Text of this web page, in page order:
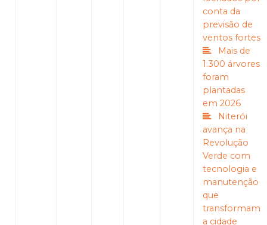
conta da
previsão de
ventos fortes
Mais de
1.300 árvores
foram
plantadas
em 2026
Niterói
avança na
Revolução
Verde com
tecnologia e
manutenção
que
transformam
a cidade